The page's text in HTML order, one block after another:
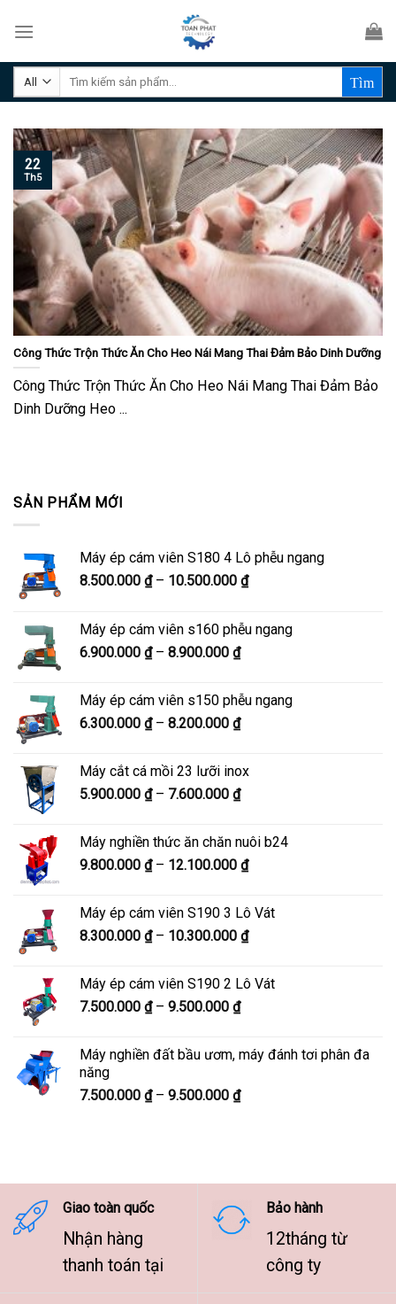
Tìm
SẢN PHẨM MỚI
Máy ép cám viên S180 4 Lô phễu ngang
8.500.000 ₫ – 10.500.000 ₫Khoảng
8.500.000 ₫
Máy ép cám viên s160 phễu ngang
6.900.000 ₫ – 8.900.000 ₫Khoảng
từ
6.900.000 ₫
đến
Máy ép cám viên s150 phễu ngang
6.300.000 ₫ – 8.200.000 ₫Khoảng
6.300.000 ₫
đến
Máy cắt cá mồi 23 lưỡi inox
5.900.000 ₫ – 7.600.000 ₫Khoảng
5.900.000 ₫
đến
Máy nghiền thức ăn chăn nuôi b24
9.800.000 ₫ – 12.100.000 ₫Khoảng
9.800.000 ₫
đến
Máy ép cám viên S190 3 Lô Vát
8.300.000 ₫ – 10.300.000 ₫Khoảng
8.300.000 ₫
Máy ép cám viên S190 2 Lô Vát
7.500.000 ₫ – 9.500.000 ₫Khoảng
7.500.000 ₫
9.500.000 ₫
Máy nghiền đất bầu ươm, máy đánh tơi phân đa
năng
7.500.000 ₫ – 9.500.000 ₫Khoảng
9.500.000 ₫
Công Thức Trộn Thức Ăn Cho Heo Nái Mang Thai Đảm Bảo Dinh Dưỡng
Công Thức Trộn Thức Ăn Cho Heo Nái Mang Thai Đảm Bảo
Dinh Dưỡng Heo ...
22
Th5
Giao toàn quốc
Nhận hàng
thanh toán tại
Bảo hành
12tháng từ
công ty